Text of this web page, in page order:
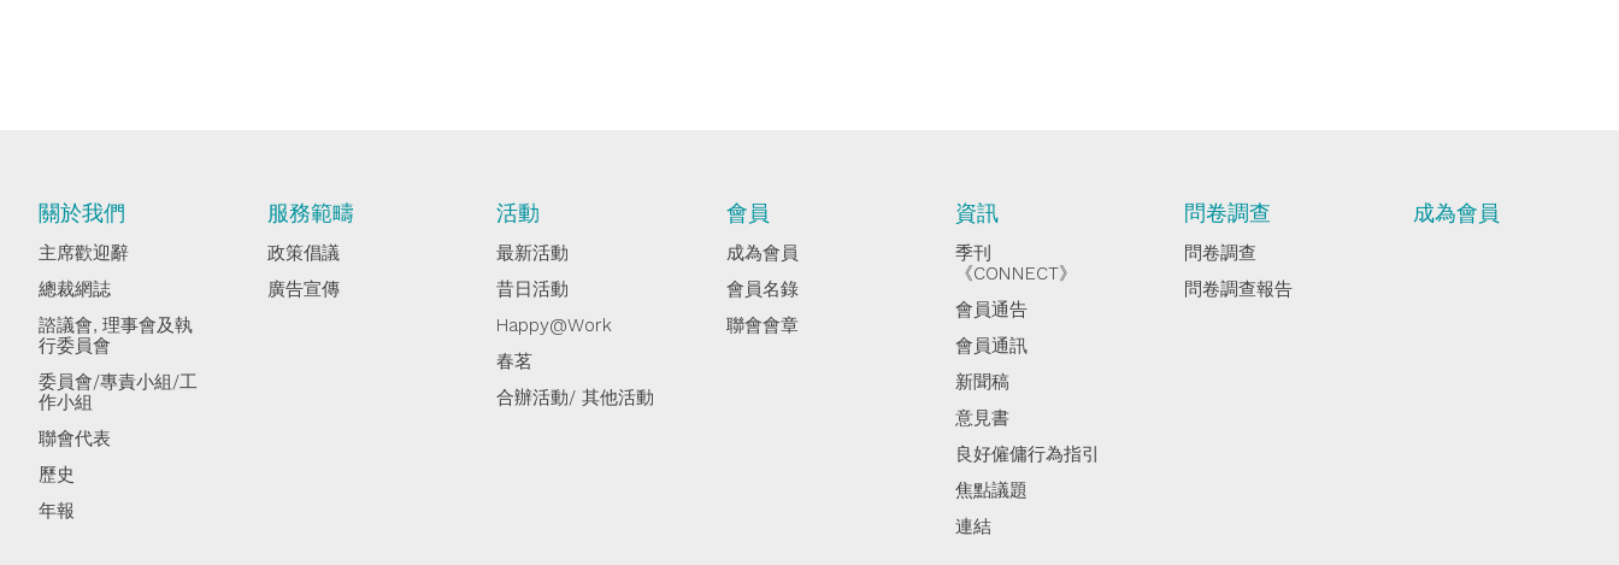
關於我們
主席歡迎辭
總裁網誌
諮議會, 理事會及執
行委員會
委員會/專責小組/工
作小組
聯會代表
歷史
年報
服務範疇
政策倡議
廣告宣傳
活動
最新活動
昔日活動
Happy@Work
春茗
合辦活動/ 其他活動
會員
成為會員
會員名錄
聯會會章
資訊
季刊
《CONNECT》
會員通告
會員通訊
新聞稿
意見書
良好僱傭行為指引
焦點議題
連結
問卷調查
問卷調查
問卷調查報告
成為會員